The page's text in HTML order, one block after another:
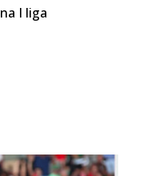
I liga